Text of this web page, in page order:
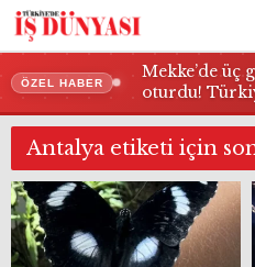
ÖZEL HABER
Mekke’de üç
oturdu!
Antalya etiketi için